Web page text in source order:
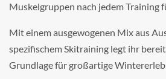
Muskelgruppen nach jedem Training
Mit einem ausgewogenen Mix aus
spezifischem Skitraining legt ihr
Grundlage für großartige